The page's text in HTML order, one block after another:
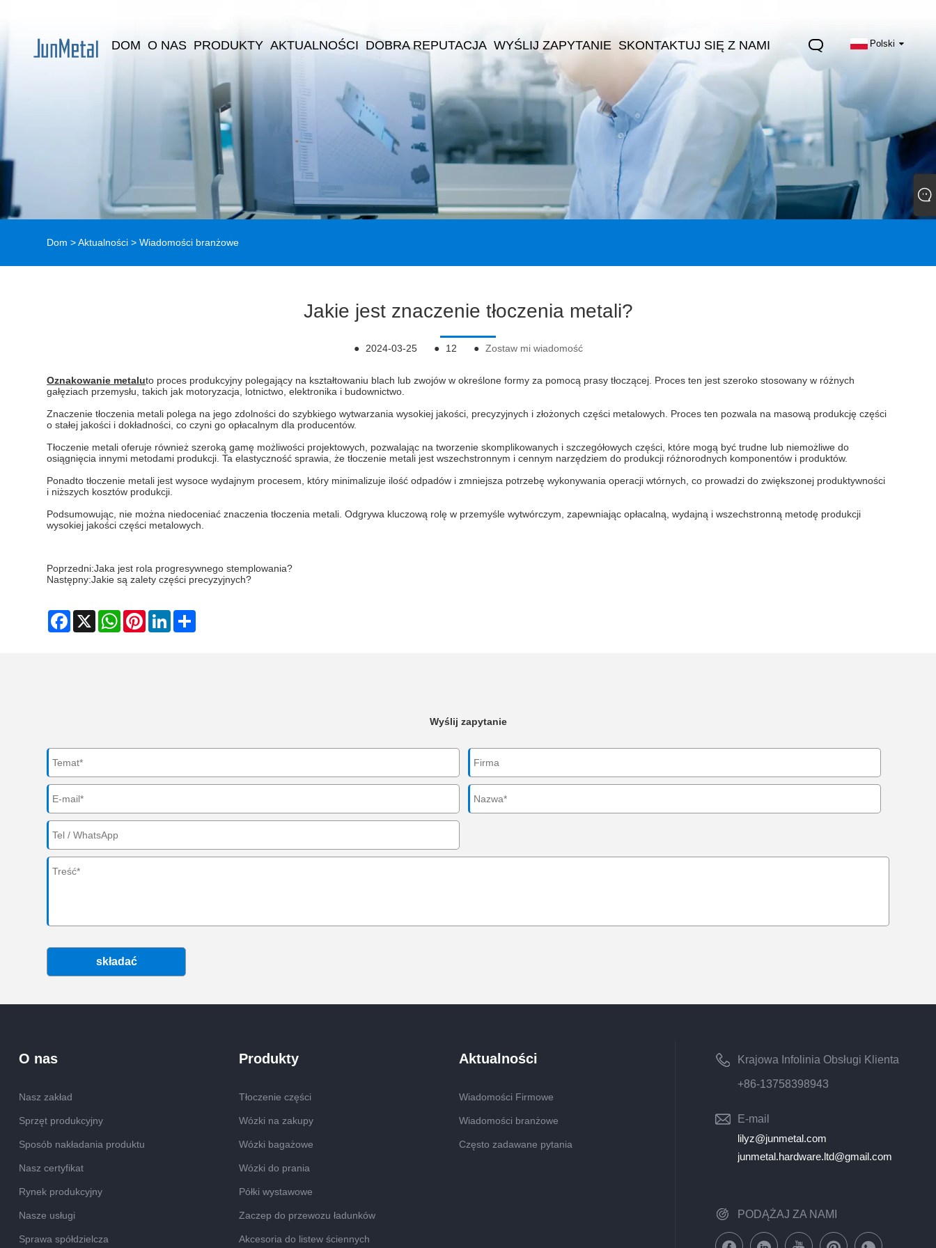
Polski
DOM O NAS PRODUKTY AKTUALNOŚCI DOBRA REPUTACJA WYŚLIJ ZAPYTANIE SKONTAKTUJ SIĘ Z NAMI
Dom > Aktualności >Wiadomości branżowe
Jakie jest znaczenie tłoczenia metali?
● 2024-03-25 ● 12 ● Zostaw mi wiadomość
Oznakowanie metaluto proces produkcyjny polegający na kształtowaniu blach lub zwojów w określone formy za pomocą prasy tłoczącej. Proces ten jest szeroko stosowany w różnych
gałęziach przemysłu, takich jak motoryzacja, lotnictwo, elektronika i budownictwo.
Znaczenie tłoczenia metali polega na jego zdolności do szybkiego wytwarzania wysokiej jakości, precyzyjnych i złożonych części metalowych. Proces ten pozwala na masową produkcję części
o stałej jakości i dokładności, co czyni go opłacalnym dla producentów.
Tłoczenie metali oferuje również szeroką gamę możliwości projektowych, pozwalając na tworzenie skomplikowanych i szczegółowych części, które mogą być trudne lub niemożliwe do
osiągnięcia innymi metodami produkcji. Ta elastyczność sprawia, że ​​tłoczenie metali jest wszechstronnym i cennym narzędziem do produkcji różnorodnych komponentów i produktów.
Ponadto tłoczenie metali jest wysoce wydajnym procesem, który minimalizuje ilość odpadów i zmniejsza potrzebę wykonywania operacji wtórnych, co prowadzi do zwiększonej produktywności
i niższych kosztów produkcji.
Podsumowując, nie można niedoceniać znaczenia tłoczenia metali. Odgrywa kluczową rolę w przemyśle wytwórczym, zapewniając opłacalną, wydajną i wszechstronną metodę produkcji
wysokiej jakości części metalowych.
Poprzedni:Jaka jest rola progresywnego stemplowania?
Następny:Jakie są zalety części precyzyjnych?
Facebook
X WhatsAppPinterestLinkedIn
Wyślij zapytanie
składać
Krajowa Infolinia Obsługi Klienta
+86-13758398943
E-mail
lilyz@junmetal.com
junmetal.hardware.ltd@gmail.com
PODĄŻAJ ZA NAMI
O nas
Nasz zakład
Sprzęt produkcyjny
Sposób nakładania produktu
Nasz certyfikat
Rynek produkcyjny
Nasze usługi
Sprawa spółdzielcza
Produkty
Tłoczenie części
Wózki na zakupy
Wózki bagażowe
Wózki do prania
Półki wystawowe
Zaczep do przewozu ładunków
Akcesoria do listew ściennych
Aktualności
Wiadomości Firmowe
Wiadomości branżowe
Często zadawane pytania